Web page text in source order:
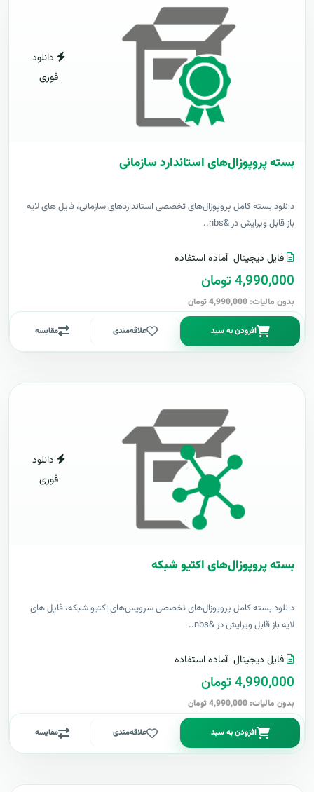
دانلود
فوری
بسته پروپوزال‌های استاندارد سازمانی
دانلود بسته کامل پروپوزال‌های تخصصی استانداردهای سازمانی، فایل های لایه
باز قابل ویرایش در &nbs..
فایل دیجیتال آماده استفاده
4,990,000 تومان
بدون مالیات: 4,990,000 تومان
افزودن به سبد علاقه‌مندی مقایسه
دانلود
فوری
بسته پروپوزال‌های اکتیو شبکه
دانلود بسته کامل پروپوزال‌های تخصصی سرویس‌های اکتیو شبکه، فایل های
لایه باز قابل ویرایش در &nbs..
فایل دیجیتال آماده استفاده
4,990,000 تومان
بدون مالیات: 4,990,000 تومان
افزودن به سبد علاقه‌مندی مقایسه